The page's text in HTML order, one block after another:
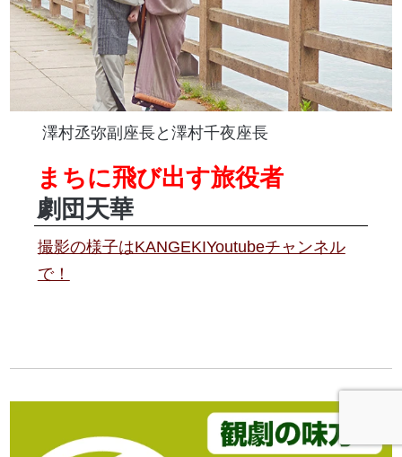
澤村丞弥副座長と澤村千夜座長
まちに飛び出す旅役者
劇団天華
撮影の様子はKANGEKIYoutubeチャンネル
で！